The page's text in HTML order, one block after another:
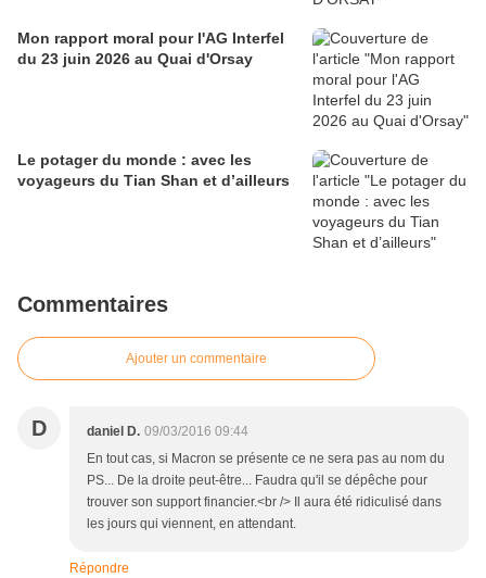
Mon rapport moral pour l'AG Interfel
du 23 juin 2026 au Quai d'Orsay
Le potager du monde : avec les
voyageurs du Tian Shan et d’ailleurs
Commentaires
Ajouter un commentaire
D daniel D. 09/03/2016 09:44
En tout cas, si Macron se présente ce ne sera pas au nom du
PS... De la droite peut-être... Faudra qu'il se dépêche pour
trouver son support financier.<br /> Il aura été ridiculisé dans
les jours qui viennent, en attendant.
Répondre